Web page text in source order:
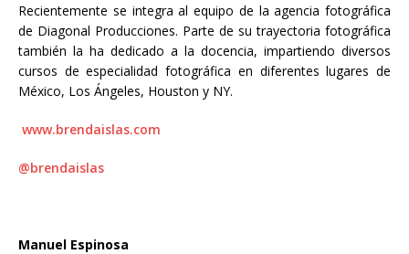
Recientemente se integra al equipo de la agencia fotográfica
de Diagonal Producciones. Parte de su trayectoria fotográfica
también la ha dedicado a la docencia, impartiendo diversos
cursos de especialidad fotográfica en diferentes lugares de
México, Los Ángeles, Houston y NY.
www.brendaislas.com
@brendaislas
Manuel Espinosa